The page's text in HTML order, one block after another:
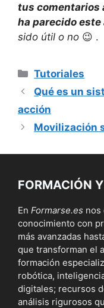
tus comentarios
ha parecido
sido útil o no 😉 .
Categorías
Tutoriales
Qué es un
acción
Movilización
FORMACIÓN
En Formarse.es nos
conocimiento con
más avanzadas
que transforman el
formación
robótica,
digitales; recursos
análisis rigurosos